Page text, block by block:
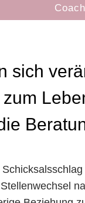
sich